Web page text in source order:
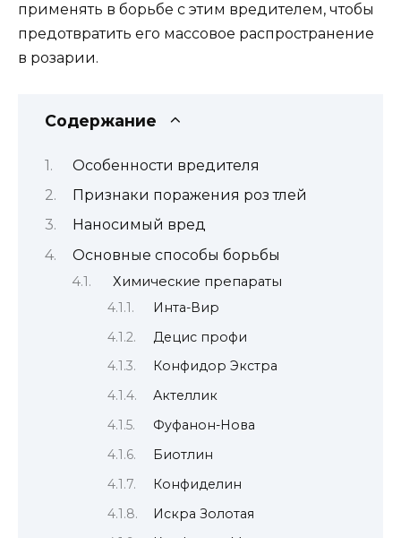
применять в борьбе с этим вредителем, чтобы
предотвратить его массовое распространение
в розарии.
Содержание
Особенности вредителя
Признаки поражения роз тлей
Наносимый вред
Основные способы борьбы
Химические препараты
Инта-Вир
Децис профи
Конфидор Экстра
Актеллик
Фуфанон-Нова
Биотлин
Конфиделин
Искра Золотая